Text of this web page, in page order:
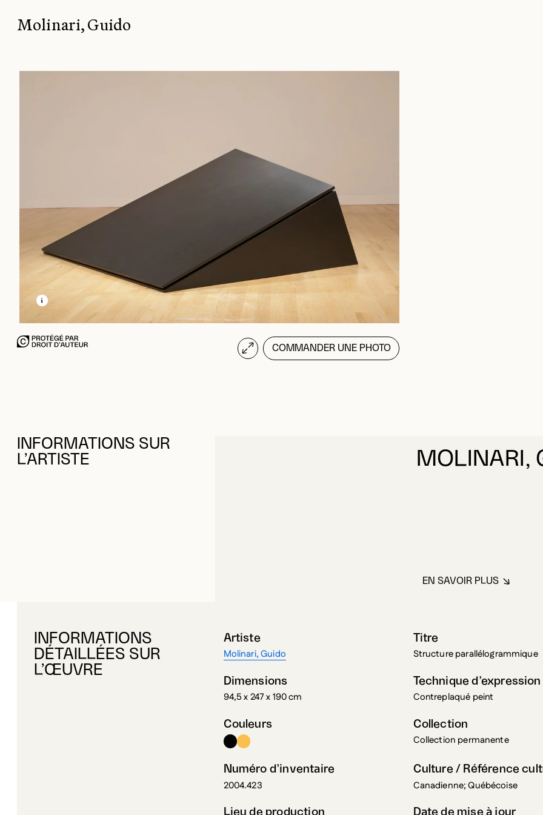
Molinari, Guido
EN SAVOIR PLUS SUR CETTE IMAGE
OUVRIR LA MODALE
COMMANDER UNE PHOTO
INFORMATIONS SUR
L’ARTISTE
MOLINARI,
EN SAVOIR PLUS
À PROPOS DE
INFORMATIONS
DÉTAILLÉES SUR
L’ŒUVRE
Artiste
Molinari, Guido
Titre
Structure parallélogrammique
Dimensions
94,5 x 247 x 190 cm
Technique d’expression
Contreplaqué peint
Couleurs Collection
Collection permanente
Numéro d’inventaire
2004.423
Culture / Référence
Canadienne; Québécoise
Lieu de production Date de mise à jour